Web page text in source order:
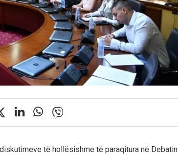
të hollësishme të paraqitura në Debatin